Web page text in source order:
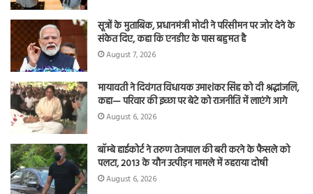
सूत्रों के मुताबिक, प्रधानमंत्री मोदी ने परिसीमन पर जोर देने के
संकेत दिए, कहा कि एनडीए के पास बहुमत है
August 7, 2026
मायावती ने दिवंगत विधायक उमाशंकर सिंह को दी श्रद्धांजलि,
कहा— परिवार की इच्छा पर बेटे को राजनीति में लाएंगे आगे
August 6, 2026
बॉम्बे हाईकोर्ट ने तरुण तेजपाल की बरी करने के फैसले को
पलटा, 2013 के यौन उत्पीड़न मामले में ठहराया दोषी
August 6, 2026